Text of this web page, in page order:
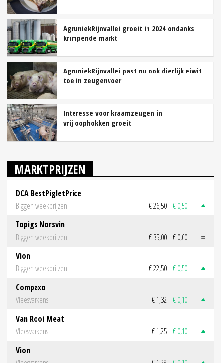
AgruniekRijnvallei groeit in 2024 ondanks
krimpende markt
AgruniekRijnvallei past nu ook dierlijk eiwit
toe in zeugenvoer
Interesse voor kraamzeugen in
vrijloophokken groeit
MARKTPRIJZEN
DCA BestPigletPrice
Biggen weekprijzen
€ 26,50 € 0,50
Topigs Norsvin
Biggen weekprijzen
€ 35,00 € 0,00
Vion
Biggen weekprijzen
€ 22,50 € 0,50
Compaxo
Vleesvarkens
€ 1,32 € 0,10
Van Rooi Meat
Vleesvarkens
€ 1,25 € 0,10
Vion